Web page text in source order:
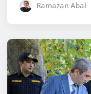
Ramazan Abal